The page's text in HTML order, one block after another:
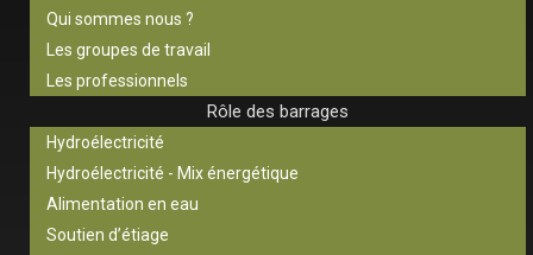
Qui sommes nous ?
Les groupes de travail
Les professionnels
Rôle des barrages
Hydroélectricité
Hydroélectricité - Mix énergétique
Alimentation en eau
Soutien d’étiage